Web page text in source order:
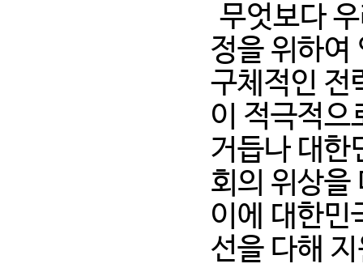
무엇보다
정을 위하여
구체적인 전
이 적극적으
거듭나 대한
회의 위상을
이에 대한민
선을 다해